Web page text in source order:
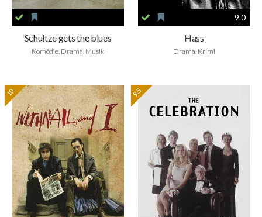
Schultze gets the blues
Komödie, Drama, Musik
9.0
Hass
Drama, Krimi
10 9.5